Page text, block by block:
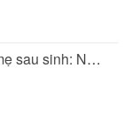
Dinh dưỡng cho mẹ sau sinh: Nên ăn gì...